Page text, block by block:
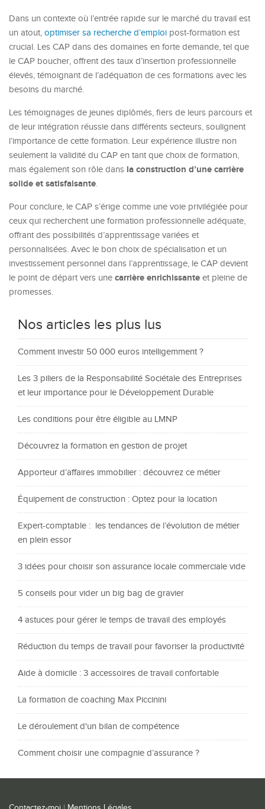
Dans un contexte où l’entrée rapide sur le marché du travail est
un atout, optimiser sa recherche d’emploi post-formation est
crucial. Les CAP dans des domaines en forte demande, tel que
le CAP boucher, offrent des taux d’insertion professionnelle
élevés, témoignant de l’adéquation de ces formations avec les
besoins du marché.
Les témoignages de jeunes diplômés, fiers de leurs parcours et
de leur intégration réussie dans différents secteurs, soulignent
l’importance de cette formation. Leur expérience illustre non
seulement la validité du CAP en tant que choix de formation,
mais également son rôle dans la construction d’une carrière
solide et satisfaisante.
Pour conclure, le CAP s’érige comme une voie privilégiée pour
ceux qui recherchent une formation professionnelle adéquate,
offrant des possibilités d’apprentissage variées et
personnalisées. Avec le bon choix de spécialisation et un
investissement personnel dans l’apprentissage, le CAP devient
le point de départ vers une carrière enrichissante et pleine de
promesses.
Nos articles les plus lus
Comment investir 50 000 euros intelligemment ?
Les 3 piliers de la Responsabilité Sociétale des Entreprises
et leur importance pour le Développement Durable
Les conditions pour être éligible au LMNP
Découvrez la formation en gestion de projet
Apporteur d’affaires immobilier : découvrez ce métier
Équipement de construction : Optez pour la location
Expert-comptable : les tendances de l’évolution de métier
en plein essor
3 idées pour choisir son assurance locale commerciale vide
5 conseils pour vider un big bag de gravier
4 astuces pour gérer le temps de travail des employés
Réduction du temps de travail pour favoriser la productivité
Aide à domicile : 3 accessoires de travail confortable
La formation de coaching Max Piccinini
Le déroulement d'un bilan de compétence
Comment choisir une compagnie d’assurance ?